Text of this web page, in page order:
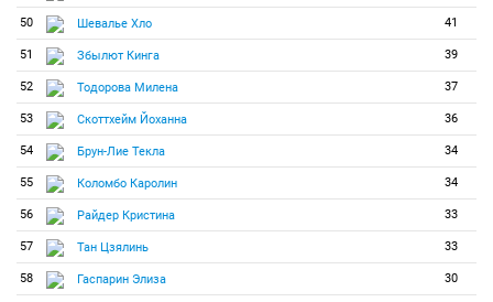
50 Шевалье Хло 41
51 Збылют Кинга 39
52 Тодорова Милена 37
53 Скоттхейм Йоханна 36
54 Брун-Лие Текла 34
55 Коломбо Каролин 34
56 Райдер Кристина 33
57 Тан Цзялинь 33
58 Гаспарин Элиза 30